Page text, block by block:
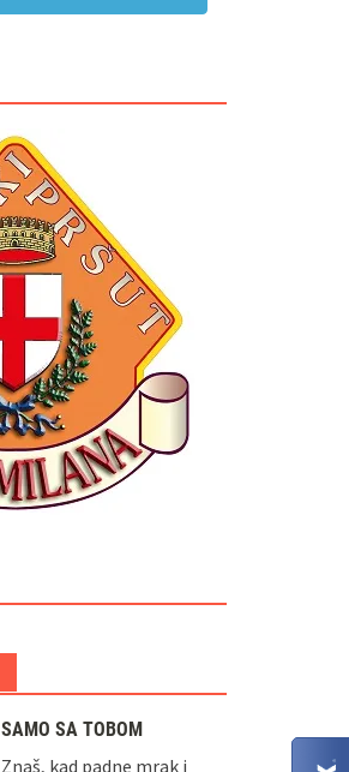
SAMO SA TOBOM
Znaš, kad padne mrak i